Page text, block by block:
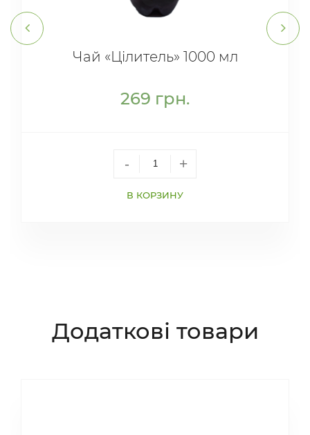
Чай «Цілитель» 1000 мл
269 грн.
- +
В КОРЗИНУ
Додаткові товари